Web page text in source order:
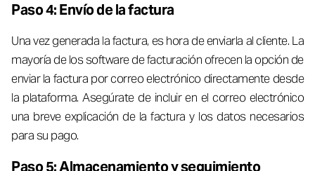
Paso 4: Envío de la factura
Una vez generada la factura, es hora de enviarla al cliente. La
mayoría de los software de facturación ofrecen la opción de
enviar la factura por correo electrónico directamente desde
la plataforma. Asegúrate de incluir en el correo electrónico
una breve explicación de la factura y los datos necesarios
para su pago.
Paso 5: Almacenamiento y seguimiento